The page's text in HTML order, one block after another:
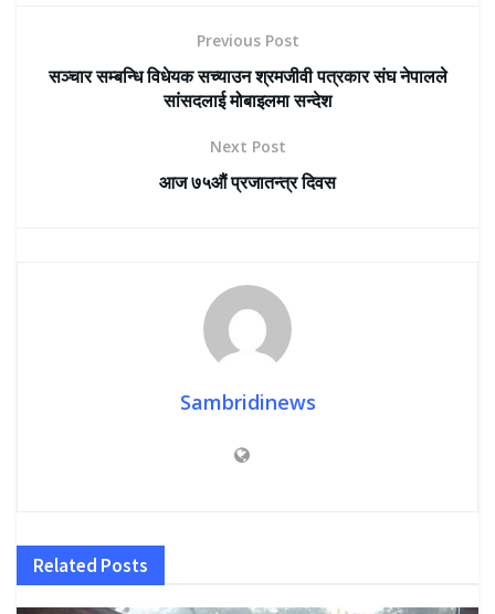
Previous Post
सञ्चार सम्बन्धि विधेयक सच्याउन श्रमजीवी पत्रकार संघ नेपालले
सांसदलाई मोबाइलमा सन्देश
Next Post
आज ७५औं प्रजातन्त्र दिवस
Sambridinews
Related Posts